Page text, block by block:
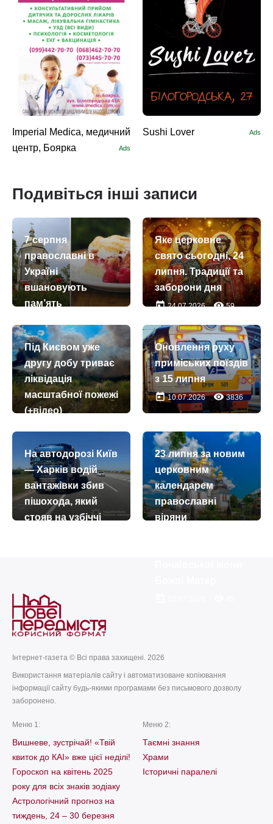
Imperial Medica, медичний
центр, Боярка
Ads
Sushi Lоver Ads
Подивіться інші записи
7 серпня
православні в
Україні
вшановують
пам’ять
Пимена
Багатохворобого
та Пимена
Постника
today07.08.2026 remove_red_eye 25
Яке церковне
свято сьогодні, 24
липня. Традиції та
заборони дня
today24.07.2026 remove_red_eye59
Під Києвом уже
другу добу триває
ліквідація
масштабної пожежі
(+відео)
Оновлення руху
приміських поїздів
з 15 липня
today10.07.2026 remove_red_eye3836
На автодорозі Київ
— Харків водій
вантажівки збив
пішохода, який
стояв на узбіччі
23 липня за новим
церковним
календарем
православні
віряни
Інтернет-газета © Всі права захищені. 2026
Використання матеріалів сайту і автоматизоване копіювання
інформації сайту будь-якими програмами без письмового дозволу
заборонено.
Меню 1:
Вишневе, зустрічай! «Твій
квиток до КАІ» вже цієї неділі!
Гороскоп на квітень 2025
року для всіх знаків зодіаку
Астрологічний прогноз на
тиждень, 24 – 30 березня
Меню 2:
Таємні знання
Храми
Історичні паралелі